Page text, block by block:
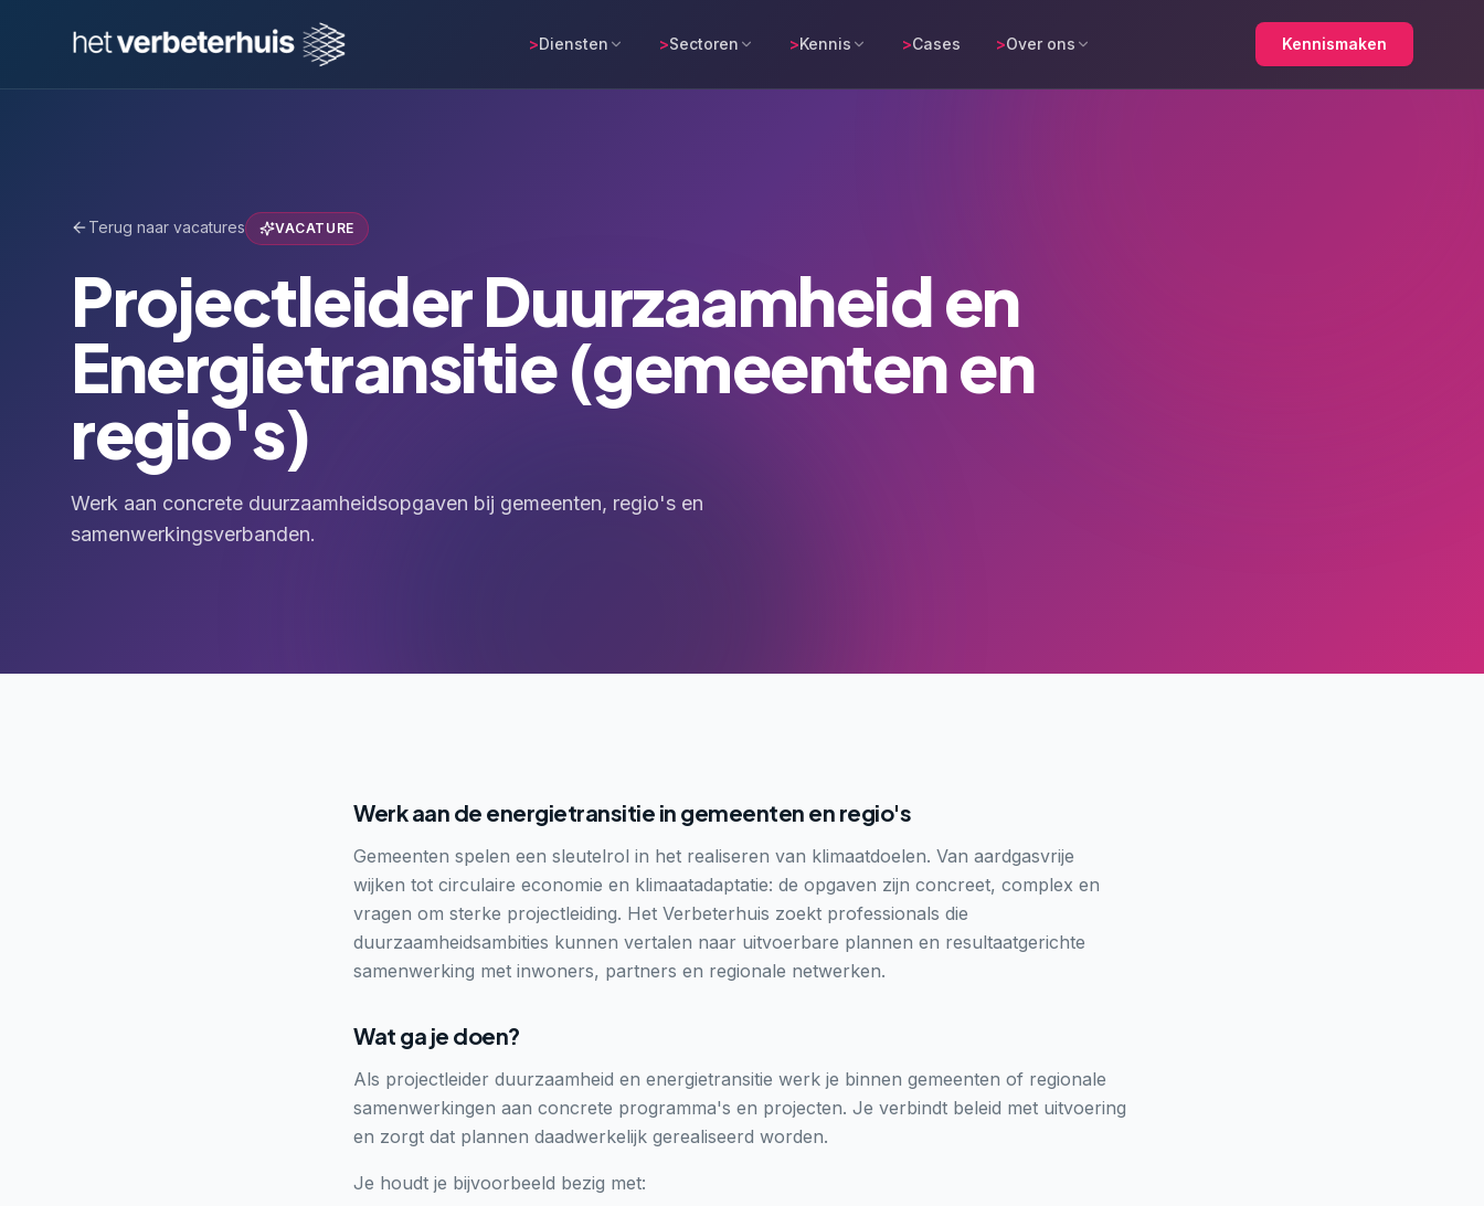
>Diensten >Sectoren >Kennis >Cases >Over ons Kennismaken
Terug naar vacatures VACATURE
Projectleider Duurzaamheid en
Energietransitie (gemeenten en
regio's)
Werk aan concrete duurzaamheidsopgaven bij gemeenten, regio's en
samenwerkingsverbanden.
Werk aan de energietransitie in gemeenten en regio's
Gemeenten spelen een sleutelrol in het realiseren van klimaatdoelen. Van aardgasvrije
wijken tot circulaire economie en klimaatadaptatie: de opgaven zijn concreet, complex en
vragen om sterke projectleiding. Het Verbeterhuis zoekt professionals die
duurzaamheidsambities kunnen vertalen naar uitvoerbare plannen en resultaatgerichte
samenwerking met inwoners, partners en regionale netwerken.
Wat ga je doen?
Als projectleider duurzaamheid en energietransitie werk je binnen gemeenten of regionale
samenwerkingen aan concrete programma's en projecten. Je verbindt beleid met uitvoering
en zorgt dat plannen daadwerkelijk gerealiseerd worden.
Je houdt je bijvoorbeeld bezig met: